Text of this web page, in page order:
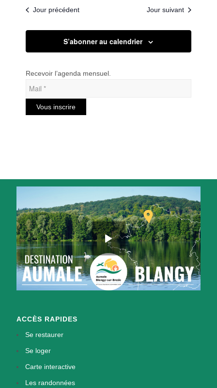
Jour précédent Jour suivant
S’abonner au calendrier
Recevoir l’agenda mensuel.
ACCÈS RAPIDES
Se restaurer
Se loger
Carte interactive
Les randonnées